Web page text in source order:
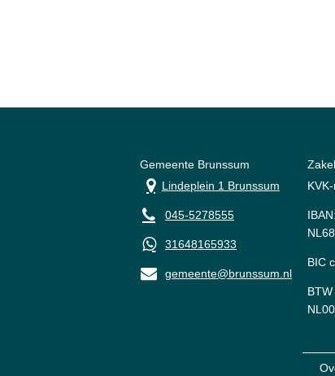
Gemeente Brunssum
Lindeplein 1 Brunssum
045-5278555
31648165933
gemeente@brunssum.nl
IBAN:
BIC